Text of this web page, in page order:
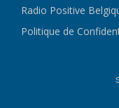
Radio Positive
Politique de